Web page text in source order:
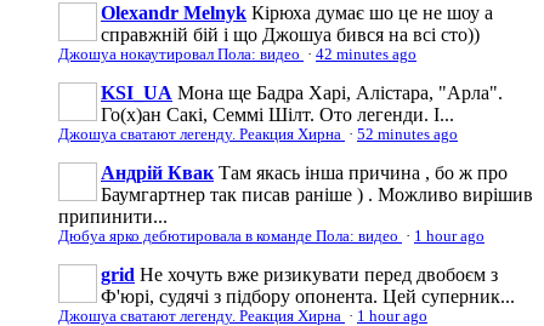
Olexandr Melnyk Кірюха думає шо це не шоу а
справжній бій і що Джошуа бився на всі сто))
Джошуа нокаутировал Пола: видео · 42 minutes ago
KSI_UA Мона ще Бадра Харі, Алістара, "Арла".
Го(х)ан Сакі, Семмі Шілт. Ото легенди. І...
Джошуа сватают легенду. Реакция Хирна · 52 minutes ago
Андрій Квак Там якась інша причина , бо ж про
Баумгартнер так писав раніше ) . Можливо вирішив
припинити...
Дюбуа ярко дебютировала в команде Пола: видео · 1 hour ago
grid Не хочуть вже ризикувати перед двобоєм з
Ф'юрі, судячі з підбору опонента. Цей суперник...
Джошуа сватают легенду. Реакция Хирна · 1 hour ago